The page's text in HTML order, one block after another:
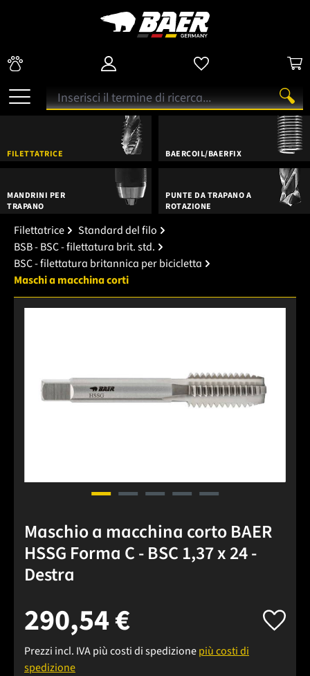
FILETTATRICE BAERCOIL/BAERFIX
MANDRINI PER
TRAPANO
PUNTE DA TRAPANO A
ROTAZIONE
Filettatrice
Standard del filo
BSB - BSC - filettatura brit. std.
BSC - filettatura britannica per bicicletta
Maschi a macchina corti
Maschio a macchina corto BAER
HSSG Forma C - BSC 1,37 x 24 -
Destra
290,54 €
Prezzi incl. IVA più costi di spedizionepiù costi di
spedizione